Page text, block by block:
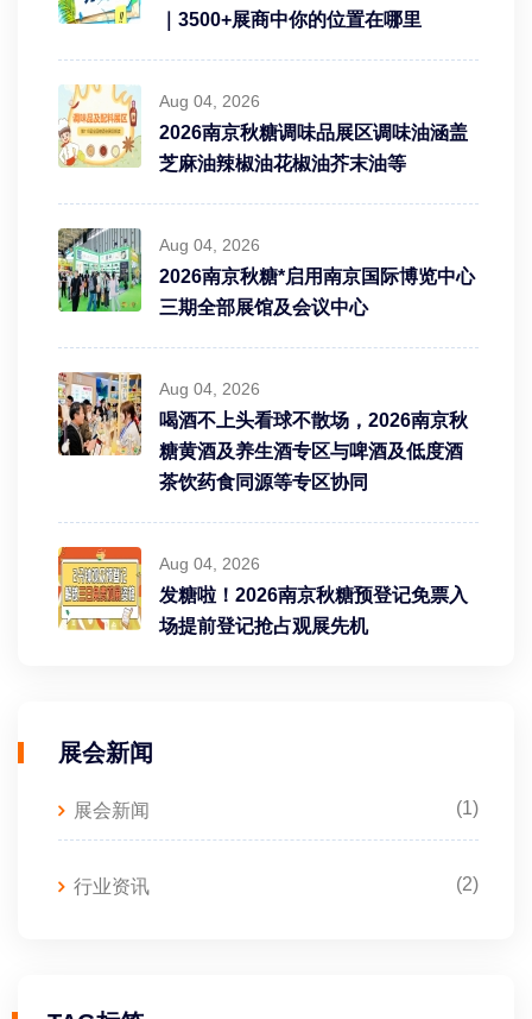
｜3500+展商中你的位置在哪里
Aug 04, 2026
2026南京秋糖调味品展区调味油涵盖
芝麻油辣椒油花椒油芥末油等
Aug 04, 2026
2026南京秋糖*启用南京国际博览中心
三期全部展馆及会议中心
Aug 04, 2026
喝酒不上头看球不散场，2026南京秋
糖黄酒及养生酒专区与啤酒及低度酒
茶饮药食同源等专区协同
Aug 04, 2026
发糖啦！2026南京秋糖预登记免票入
场提前登记抢占观展先机
展会新闻
展会新闻 (1)
行业资讯 (2)